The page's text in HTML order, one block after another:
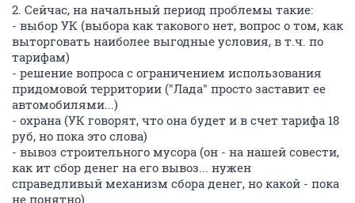
2. Сейчас, на начальный период проблемы такие:
- выбор УК (выбора как такового нет, вопрос о том, как
выторговать наиболее выгодные условия, в т.ч. по
тарифам)
- решение вопроса с ограничением использования
придомовой территории ("Лада" просто заставит ее
автомобилями...)
- охрана (УК говорят, что она будет и в счет тарифа 18
руб, но пока это слова)
- вывоз строительного мусора (он - на нашей совести,
как ит сбор денег на его вывоз... нужен
справедливый механизм сбора денег, но какой - пока
не понятно)